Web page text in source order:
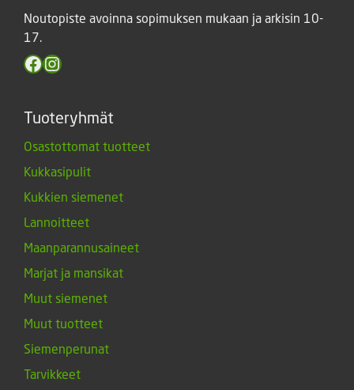
Noutopiste avoinna sopimuksen mukaan ja arkisin 10-
17.
Facebook
Instagram
Tuoteryhmät
Osastottomat tuotteet
Kukkasipulit
Kukkien siemenet
Lannoitteet
Maanparannusaineet
Marjat ja mansikat
Muut siemenet
Muut tuotteet
Siemenperunat
Tarvikkeet